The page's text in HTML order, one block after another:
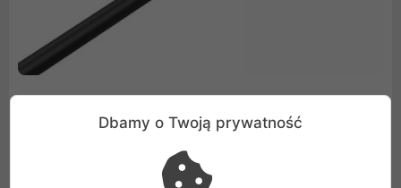
Kabel DP do VGA
Wysokiej jakości kabel ze złączami Dataport oraz VGA.
Dbamy o Twoją prywatność